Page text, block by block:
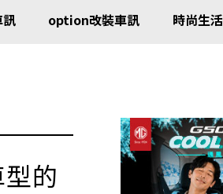
option改裝車訊 時尚生活
的